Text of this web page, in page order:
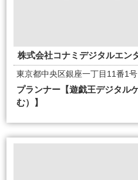
株式会社コナミデジタルエン
東京都中央区銀座一丁目11番1号
プランナー【遊戯王デジタル
む）】